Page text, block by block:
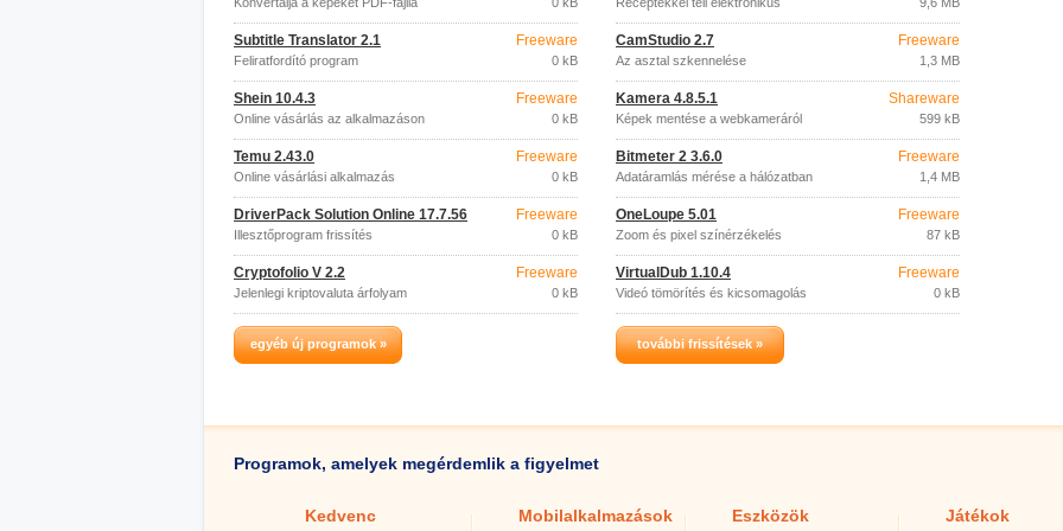
Subtitle Translator 2.1
Feliratfordító program
Freeware
0 kB
Shein 10.4.3
Online vásárlás az alkalmazáson
Freeware
0 kB
Temu 2.43.0
Online vásárlási alkalmazás
Freeware
0 kB
DriverPack Solution Online 17.7.56
Illesztőprogram frissítés
Freeware
0 kB
Cryptofolio V 2.2
Jelenlegi kriptovaluta árfolyam
Freeware
0 kB
egyéb új programok »
szakácskönyv.
CamStudio 2.7
Az asztal szkennelése
Freeware
1,3 MB
Kamera 4.8.5.1
Képek mentése a webkameráról
Shareware
599 kB
Bitmeter 2 3.6.0
Adatáramlás mérése a hálózatban
Freeware
1,4 MB
OneLoupe 5.01
Zoom és pixel színérzékelés
Freeware
87 kB
VirtualDub 1.10.4
Videó tömörítés és kicsomagolás
Freeware
0 kB
további frissítések »
Programok, amelyek megérdemlik a figyelmet
Kedvenc Mobilalkalmazások Eszközök Játékok